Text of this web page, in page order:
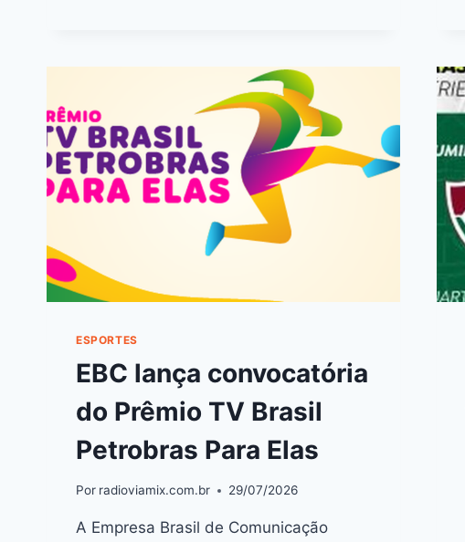
ESPORTES
EBC lança convocatória
do Prêmio TV Brasil
Petrobras Para Elas
Por radioviamix.com.br 29/07/2026
A Empresa Brasil de Comunicação